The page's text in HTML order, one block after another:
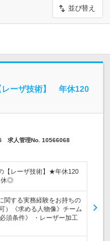
並び替え
レーザ技術】 年休120
求人管理No. 10566068
【レーザ技術】★年休120
休◎
関する実務経験をお持ちの
）《求める人物像》チーム
須条件》 ・レーザー加工